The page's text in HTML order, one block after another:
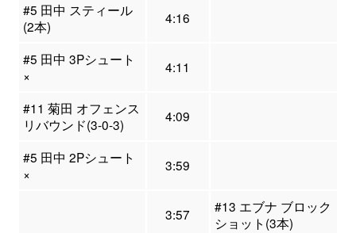
#5 田中 スティール
(2本)
4:16
#5 田中 3Pシュート
×
4:11
#11 菊田 オフェンス
リバウンド(3-0-3)
4:09
#5 田中 2Pシュート
×
3:59
3:57
#13 エブナ ブロック
ショット(3本)